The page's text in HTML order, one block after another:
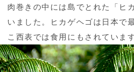
肉巻きの中には島でとれた「ヒ
いました。ヒカゲヘゴは日本で
こ西表では食用にもされています